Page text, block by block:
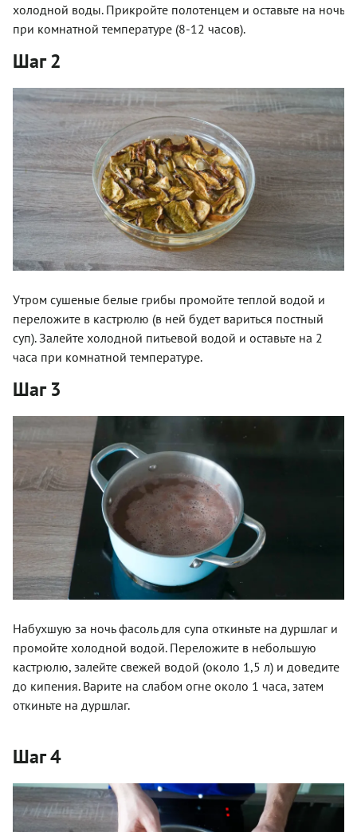
холодной воды. Прикройте полотенцем и оставьте на ночь
при комнатной температуре (8-12 часов).
Шаг 2
Утром сушеные белые грибы промойте теплой водой и
переложите в кастрюлю (в ней будет вариться постный
суп). Залейте холодной питьевой водой и оставьте на 2
часа при комнатной температуре.
Шаг 3
Набухшую за ночь фасоль для супа откиньте на дуршлаг и
промойте холодной водой. Переложите в небольшую
кастрюлю, залейте свежей водой (около 1,5 л) и доведите
до кипения. Варите на слабом огне около 1 часа, затем
откиньте на дуршлаг.
Шаг 4